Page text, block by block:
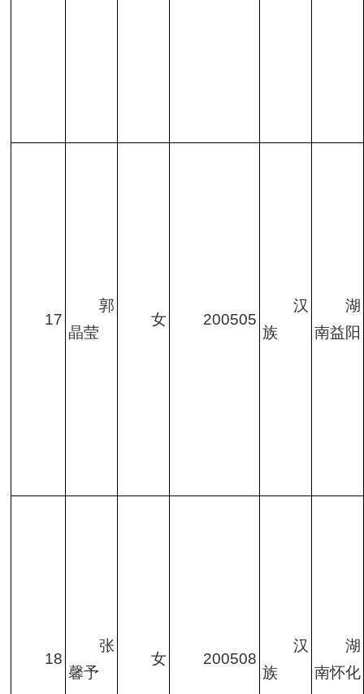
17
郭
晶莹
女 200505
汉
族
湖
南益阳
18
张
馨予
女 200508
汉
族
湖
南怀化